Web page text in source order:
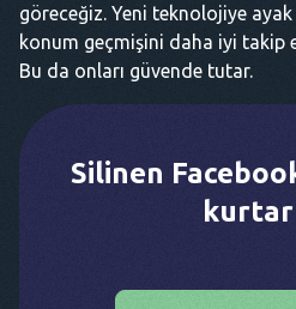
göreceğiz. Yeni teknolojiye ayak
konum geçmişini daha iyi takip
Bu da onları güvende tutar.
Silinen